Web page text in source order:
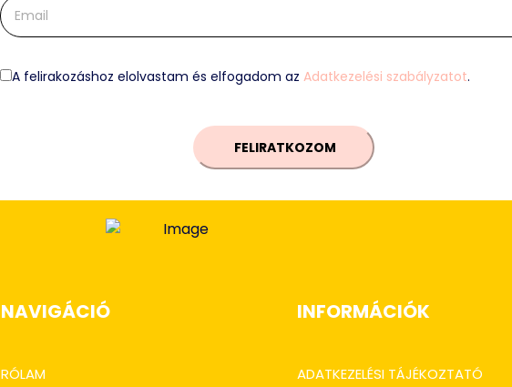
A felirakozáshoz elolvastam és elfogadom az Adatkezelési szabályzatot.
FELIRATKOZOM
NAVIGÁCIÓ
RÓLAM
INFORMÁCIÓK
ADATKEZELÉSI TÁJÉKOZTATÓ